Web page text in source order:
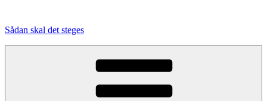
indhold
Sådan skal det steges